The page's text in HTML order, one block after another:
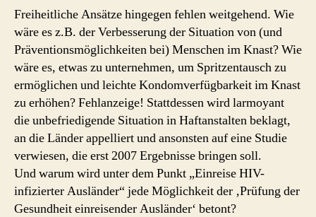
Freiheitliche Ansätze hingegen fehlen weitgehend. Wie
wäre es z.B. der Verbesserung der Situation von (und
Präventionsmöglichkeiten bei) Menschen im Knast? Wie
wäre es, etwas zu unternehmen, um Spritzentausch zu
ermöglichen und leichte Kondomverfügbarkeit im Knast
zu erhöhen? Fehlanzeige! Stattdessen wird larmoyant
die unbefriedigende Situation in Haftanstalten beklagt,
an die Länder appelliert und ansonsten auf eine Studie
verwiesen, die erst 2007 Ergebnisse bringen soll.
Und warum wird unter dem Punkt „Einreise HIV-
infizierter Ausländer“ jede Möglichkeit der ‚Prüfung der
Gesundheit einreisender Ausländer‘ betont?